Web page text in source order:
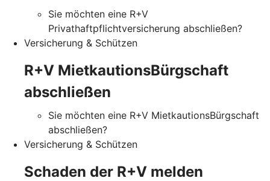
Sie möchten eine R+V
Privathaftpflichtversicherung abschließen?
Versicherung & Schützen
R+V MietkautionsBürgschaft
abschließen
Sie möchten eine R+V MietkautionsBürgschaft
abschließen?
Versicherung & Schützen
Schaden der R+V melden